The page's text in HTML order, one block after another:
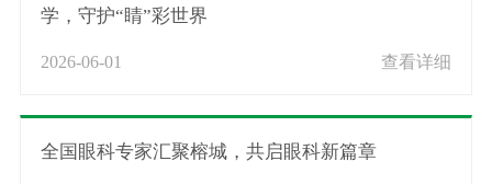
学，守护“睛”彩世界
2026-06-01 查看详细
全国眼科专家汇聚榕城，共启眼科新篇章